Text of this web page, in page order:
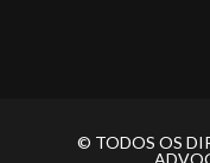
© TODOS OS